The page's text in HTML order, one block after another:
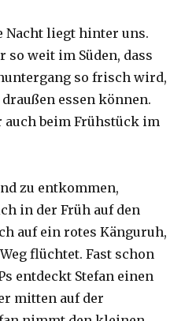
Nacht liegt hinter uns.
weit im Süden, dass
so frisch wird,
essen können.
beim Frühstück im
zu entkommen,
in der Früh auf den
auf ein rotes Känguruh,
flüchtet. Fast schon
entdeckt Stefan einen
mitten auf der